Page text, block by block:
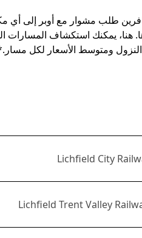
هنا، يمكنك استكشاف المسارات
ومتوسط الأسعار لكل
Lichfield City
Lichfield Trent Valley